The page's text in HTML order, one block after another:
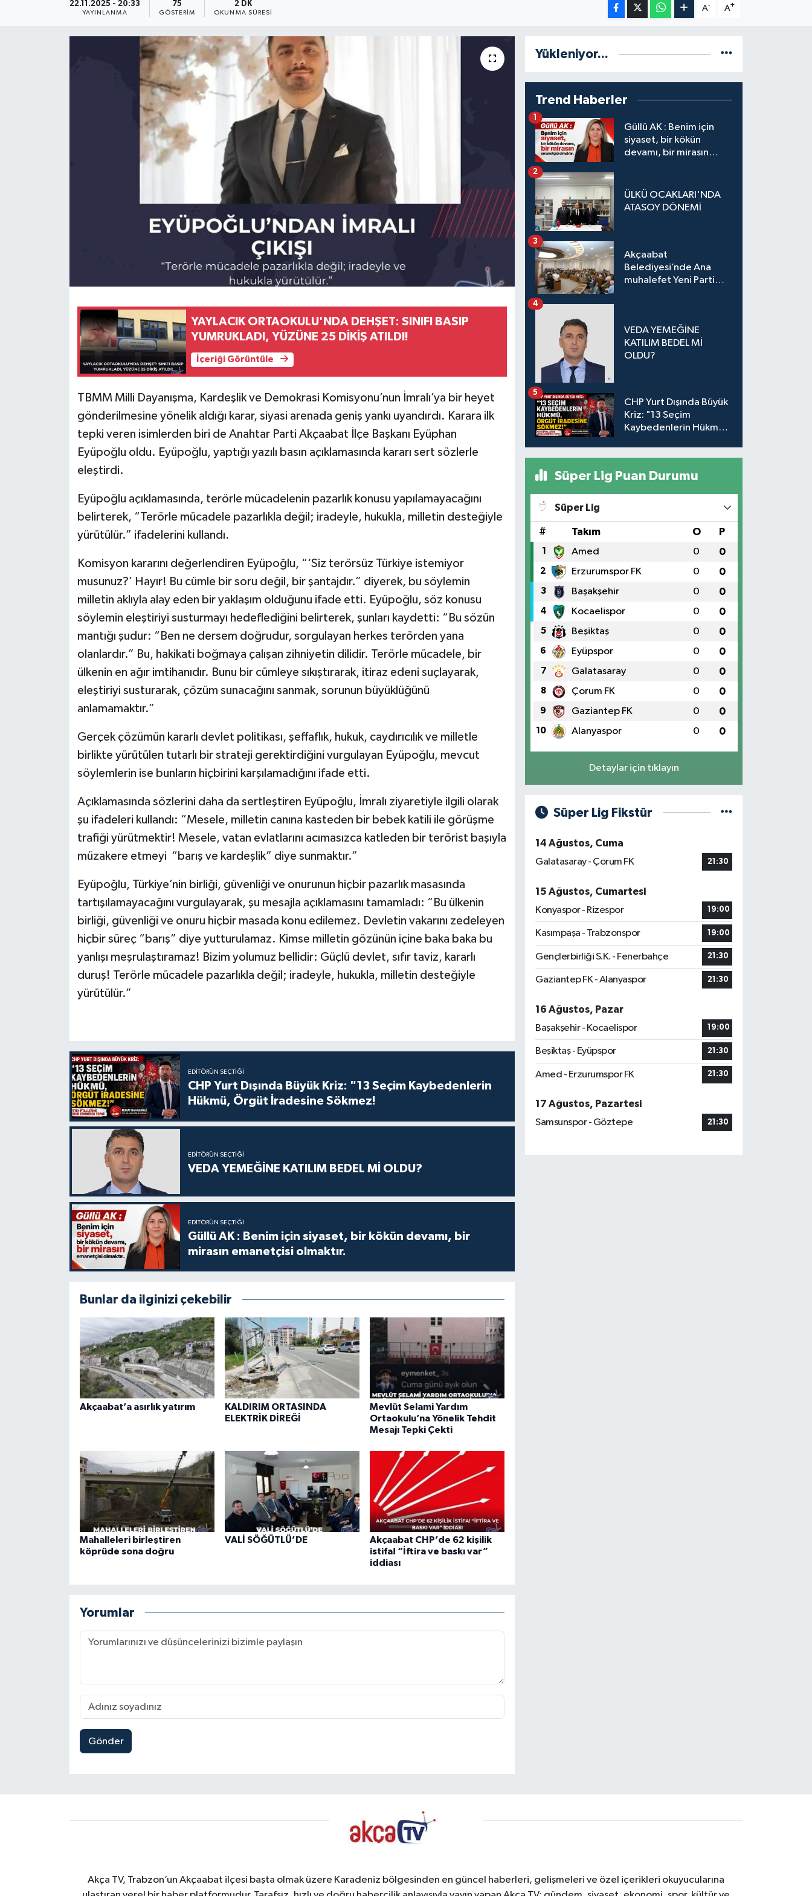
22.11.2025 - 20:33
YAYINLANMA
75
GÖSTERIM
2 DK
OKUNMA SÜRESI
A- A+
YAYLACIK ORTAOKULU'NDA DEHŞET: SINIFI BASIP
YUMRUKLADI, YÜZÜNE 25 DİKİŞ ATILDI!
İçeriği Görüntüle
TBMM Milli Dayanışma, Kardeşlik ve Demokrasi Komisyonu’nun İmralı’ya bir heyet
gönderilmesine yönelik aldığı karar, siyasi arenada geniş yankı uyandırdı. Karara ilk
tepki veren isimlerden biri de Anahtar Parti Akçaabat İlçe Başkanı Eyüphan
Eyüpoğlu oldu. Eyüpoğlu, yaptığı yazılı basın açıklamasında kararı sert sözlerle
eleştirdi.
Eyüpoğlu açıklamasında, terörle mücadelenin pazarlık konusu yapılamayacağını
belirterek, “Terörle mücadele pazarlıkla değil; iradeyle, hukukla, milletin desteğiyle
yürütülür.” ifadelerini kullandı.
Komisyon kararını değerlendiren Eyüpoğlu, “‘Siz terörsüz Türkiye istemiyor
musunuz?’ Hayır! Bu cümle bir soru değil, bir şantajdır.” diyerek, bu söylemin
milletin aklıyla alay eden bir yaklaşım olduğunu ifade etti. Eyüpoğlu, söz konusu
söylemin eleştiriyi susturmayı hedeflediğini belirterek, şunları kaydetti: “Bu sözün
mantığı şudur: “Ben ne dersem doğrudur, sorgulayan herkes terörden yana
olanlardır.” Bu, hakikati boğmaya çalışan zihniyetin dilidir. Terörle mücadele, bir
ülkenin en ağır imtihanıdır. Bunu bir cümleye sıkıştırarak, itiraz edeni suçlayarak,
eleştiriyi susturarak, çözüm sunacağını sanmak, sorunun büyüklüğünü
anlamamaktır.”
Gerçek çözümün kararlı devlet politikası, şeffaflık, hukuk, caydırıcılık ve milletle
birlikte yürütülen tutarlı bir strateji gerektirdiğini vurgulayan Eyüpoğlu, mevcut
söylemlerin ise bunların hiçbirini karşılamadığını ifade etti.
Açıklamasında sözlerini daha da sertleştiren Eyüpoğlu, İmralı ziyaretiyle ilgili olarak
şu ifadeleri kullandı: “Mesele, milletin canına kasteden bir bebek katili ile görüşme
trafiği yürütmektir! Mesele, vatan evlatlarını acımasızca katleden bir terörist başıyla
müzakere etmeyi “barış ve kardeşlik” diye sunmaktır.”
Eyüpoğlu, Türkiye’nin birliği, güvenliği ve onurunun hiçbir pazarlık masasında
tartışılamayacağını vurgulayarak, şu mesajla açıklamasını tamamladı: “Bu ülkenin
birliği, güvenliği ve onuru hiçbir masada konu edilemez. Devletin vakarını zedeleyen
hiçbir süreç “barış” diye yutturulamaz. Kimse milletin gözünün içine baka baka bu
yanlışı meşrulaştıramaz! Bizim yolumuz bellidir: Güçlü devlet, sıfır taviz, kararlı
duruş! Terörle mücadele pazarlıkla değil; iradeyle, hukukla, milletin desteğiyle
yürütülür.”
EDITÖRÜN SEÇTIĞI
CHP Yurt Dışında Büyük Kriz: "13 Seçim Kaybedenlerin
Hükmü, Örgüt İradesine Sökmez!
EDITÖRÜN SEÇTIĞI
VEDA YEMEĞİNE KATILIM BEDEL Mİ OLDU?
EDITÖRÜN SEÇTIĞI
Güllü AK : Benim için siyaset, bir kökün devamı, bir
mirasın emanetçisi olmaktır.
Bunlar da ilginizi çekebilir
Akçaabat’a asırlık yatırım
KALDIRIM ORTASINDA
ELEKTRİK DİREĞİ
Mevlüt Selami Yardım
Ortaokulu’na Yönelik Tehdit
Mesajı Tepki Çekti
Mahalleleri birleştiren
köprüde sona doğru
VALİ SÖĞÜTLÜ’DE
Akçaabat CHP’de 62 kişilik
istifa! “İftira ve baskı var”
iddiası
Yorumlar
Gönder
Yükleniyor...
Trend Haberler
Güllü AK : Benim için
siyaset, bir kökün
devamı, bir mirasın
1
ÜLKÜ OCAKLARI'NDA
ATASOY DÖNEMİ
2
Akçaabat
Belediyesi’nde Ana
muhalefet Yeni Parti
3
VEDA YEMEĞİNE
KATILIM BEDEL Mİ
OLDU?
4
CHP Yurt Dışında Büyük
Kriz: "13 Seçim
Kaybedenlerin Hükmü,
5
Süper Lig Puan Durumu
Süper Lig
# Takım O P
1 Amed 0 0
2 Erzurumspor FK 0 0
3 Başakşehir 0 0
4 Kocaelispor 0 0
5 Beşiktaş 0 0
6 Eyüpspor 0 0
7 Galatasaray 0 0
8 Çorum FK 0 0
9 Gaziantep FK 0 0
10 Alanyaspor 0 0
Detaylar için tıklayın
Süper Lig Fikstür
14 Ağustos, Cuma
Galatasaray - Çorum FK
21:30
15 Ağustos, Cumartesi
Konyaspor - Rizespor
19:00
Kasımpaşa - Trabzonspor 19:00
Gençlerbirliği S.K. - Fenerbahçe 21:30
Gaziantep FK - Alanyaspor 21:30
16 Ağustos, Pazar
Başakşehir - Kocaelispor
19:00
Beşiktaş - Eyüpspor 21:30
Amed - Erzurumspor FK 21:30
17 Ağustos, Pazartesi
Samsunspor - Göztepe
21:30
Akça TV, Trabzon’un Akçaabat ilçesi başta olmak üzere Karadeniz bölgesinden en güncel haberleri, gelişmeleri ve özel içerikleri okuyucularına